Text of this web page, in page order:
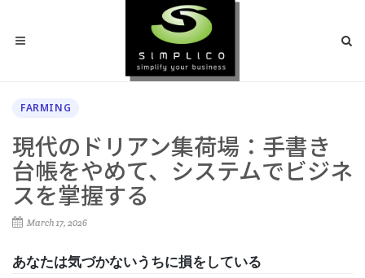
FARMING
現代のドリアン集荷場：手書き
台帳をやめて、システムでビジネ
スを掌握する
March 17, 2026
あなたは気づかないうちに損をしている